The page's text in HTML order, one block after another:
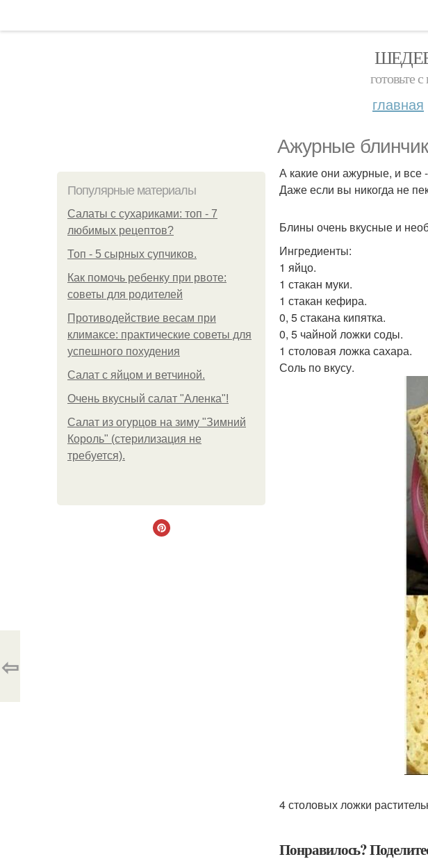
готовьте
главная
Ажурные
Популярные материалы
Салаты с сухариками: топ - 7
любимых рецептов?
Топ - 5 сырных супчиков.
Как помочь ребенку при рвоте:
советы для родителей
Противодействие весам при
климаксе: практические советы для
успешного похудения
Салат с яйцом и ветчиной.
Очень вкусный салат "Аленка"!
Салат из огурцов на зиму "Зимний
Король" (стерилизация не
требуется).
А какие они ажурные, и все
Даже если вы никогда не
Блины очень вкусные и
Ингредиенты:
1 яйцо.
1 стакан муки.
1 стакан кефира.
0, 5 стакана кипятка.
0, 5 чайной ложки соды.
1 столовая ложка сахара.
Соль по вкусу.
4 столовых ложки
Понравилось?
⇦